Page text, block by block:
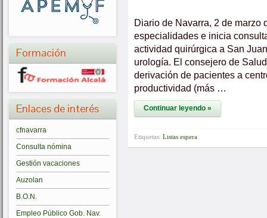
Formación
Enlaces de interés
cfnavarra
Consulta nómina
Gestión vacaciones
Auzolan
B.O.N.
Empleo Público Gob. Nav.
Diario de Navarra, 2 de marzo
especialidades e inicia
actividad quirúrgica a San
urología. El consejero de
derivación de pacientes a
productividad (más …
Continuar leyendo »
Etiquetas: Listas espera